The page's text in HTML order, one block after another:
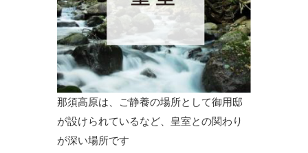
那須高原は、ご静養の場所として御用邸
が設けられているなど、皇室との関わり
が深い場所です